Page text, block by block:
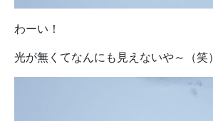
わーい！
光が無くてなんにも見えないや～（笑）